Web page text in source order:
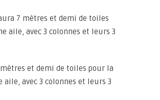
7 mètres et demi de toiles
aile, avec 3 colonnes et leurs 3
et demi de toiles pour la
aile, avec 3 colonnes et leurs 3